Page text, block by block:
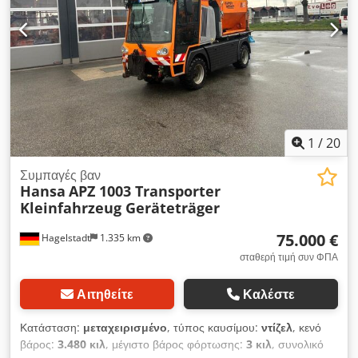
ρύθμιση παραθύρων, κεντρικό κλείδωμα, κλιματισμός,
συρόμενη πόρτα, υπολογιστής επί του οχήματος,
RENAULT KANGOO έτος 2005, μοναδικός ιδιοκτήτης,
κινητήρας diesel 1.5 DCI με κλιματισμό, ηλεκτρικά παράθυρα/
κεντρικό κλείδωμα, πλαϊνή συρόμενη πόρτα, ωφέλιμο φορτίο
540 kg, επαγγελματικό όχημα 2 θέσεων, Euro 4, με ισχύον
ΚΤΕΟ έως 11/2027. Dcsdpfxsy Tbcyj Aldok
1 /20
Hagelstadt 1.335 km
Συμπαγές βαν
Hansa APZ 1003 Transporter
Kleinfahrzeug Geräteträger
75.000 €
σταθερή τιμή συν ΦΠΑ
Αιτηθείτε Καλέστε
Κατάσταση: μεταχειρισμένο, τύπος καυσίμου: ντίζελ, κενό
βάρος: 3.480 κιλ, μέγιστο βάρος φόρτωσης: 3 κιλ, συνολικό